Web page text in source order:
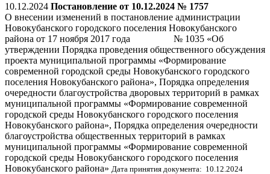
10.12.2024 Постановление от 10.12.2024 № 1757
О внесении изменений в постановление администрации
Новокубанского городского поселения Новокубанского
района от 17 ноября 2017 года № 1035 «Об
утверждении Порядка проведения общественного обсуждения
проекта муниципальной программы «Формирование
современной городской среды Новокубанского городского
поселения Новокубанского района», Порядка определения
очередности благоустройства дворовых территорий в рамках
муниципальной программы «Формирование современной
городской среды Новокубанского городского поселения
Новокубанского района», Порядка определения очередности
благоустройства общественных территорий в рамках
муниципальной программы «Формирование современной
городской среды Новокубанского городского поселения
Новокубанского района» Дата принятия документа: 10.12.2024